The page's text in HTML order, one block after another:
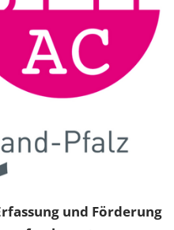
und Förderung